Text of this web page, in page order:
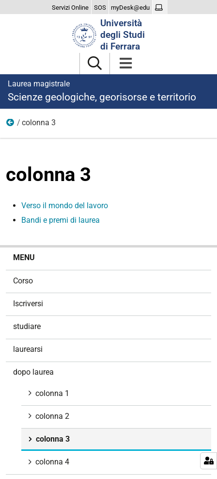
Servizi Online SOS myDesk@edu
Università
degli Studi
di Ferrara
Laurea magistrale
Scienze geologiche, georisorse e territorio
dopo laurea
colonna 3
colonna 3
Verso il mondo del lavoro
Bandi e premi di laurea
MENU
Corso
Iscriversi
studiare
laurearsi
dopo laurea
colonna 1
colonna 2
colonna 3
colonna 4